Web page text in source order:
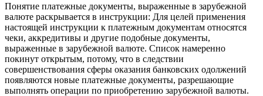
Понятие платежные документы, выраженные в зарубежной
валюте раскрывается в инструкции: Для целей применения
настоящей инструкции к платежным документам относятся
чеки, аккредитивы и другие подобные документы,
выраженные в зарубежной валюте. Список намеренно
покинут открытым, потому, что в следствии
совершенствования сферы оказания банковских одолжений
появляются новые платежные документы, разрешающие
выполнять операции по приобретению зарубежной валюты.